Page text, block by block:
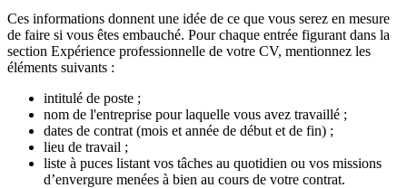
Ces informations donnent une idée de ce que vous serez en mesure
de faire si vous êtes embauché. Pour chaque entrée figurant dans la
section Expérience professionnelle de votre CV, mentionnez les
éléments suivants :
intitulé de poste ;
nom de l'entreprise pour laquelle vous avez travaillé ;
dates de contrat (mois et année de début et de fin) ;
lieu de travail ;
liste à puces listant vos tâches au quotidien ou vos missions
d’envergure menées à bien au cours de votre contrat.